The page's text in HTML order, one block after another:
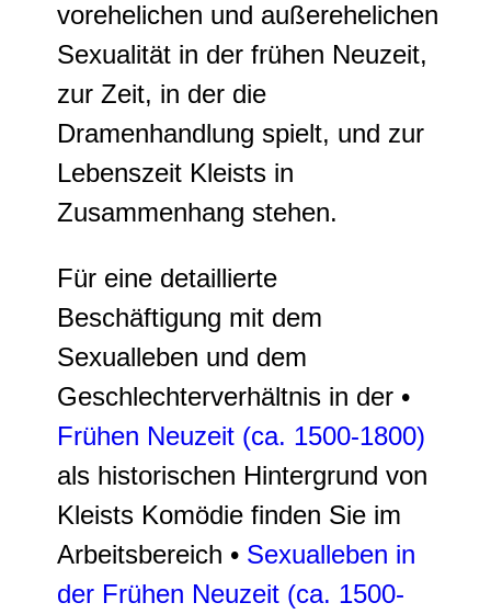
vorehelichen und außerehelichen
Sexualität in der frühen Neuzeit,
zur Zeit, in der die
Dramenhandlung spielt, und zur
Lebenszeit Kleists in
Zusammenhang stehen.
Für eine detaillierte
Beschäftigung mit dem
Sexualleben und dem
Geschlechterverhältnis in der •
Frühen Neuzeit (ca. 1500-1800)
als historischen Hintergrund von
Kleists Komödie finden Sie im
Arbeitsbereich • Sexualleben in
der Frühen Neuzeit (ca. 1500-